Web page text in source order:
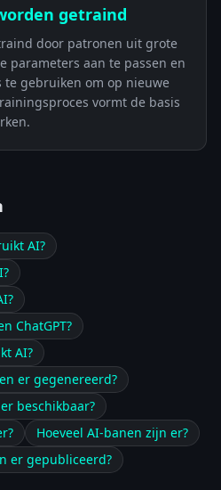
getraind
door patronen uit grote
parameters aan te passen en
gebruiken om op nieuwe
vormt de basis
AI?
ChatGPT?
AI?
er gegenereerd?
beschikbaar?
Hoeveel AI-banen zijn er?
er gepubliceerd?